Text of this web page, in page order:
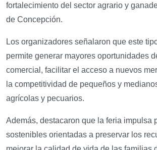
fortalecimiento del sector agrario y
de Concepción.
Los organizadores señalaron que este
permite generar mayores oportunidades
comercial, facilitar el acceso a nuevos
la competitividad de pequeños y
agrícolas y pecuarios.
Además, destacaron que la feria impulsa
sostenibles orientadas a preservar los